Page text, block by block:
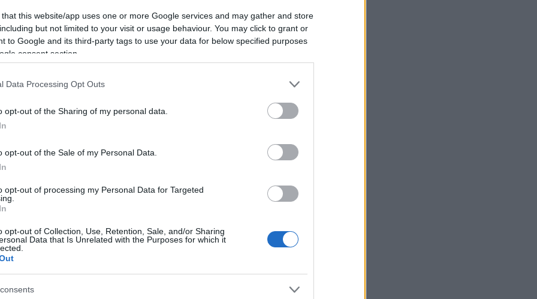
that this website/app uses one or more Google services and may gather and store
but not limited to your visit or usage behaviour. You may click to grant or
to Google and its third-party tags to use your data for below specified purposes
consent section.
Data Processing Opt Outs
opt-out of the Sharing of my personal data.
opt-out of the Sale of my Personal Data.
opt-out of processing my Personal Data for Targeted
opt-out of Collection, Use, Retention, Sale, and/or Sharing
Data that Is Unrelated with the Purposes for which it
har kommet i denne situasjonen?
sier Lahus, som mener forbundet har forsømt
forbudet var varslet siden før 2010. Så FIS har hatt over ti
å kontrollere og justere fluorbruk i langrenn. Men de har
noe av dette på plass, bare et vedtak om at fluor skal
og ufint – men ikke nødvendigvis ulovlig
forbindelser, ble vedtatt i november 2019, men ble utsatt